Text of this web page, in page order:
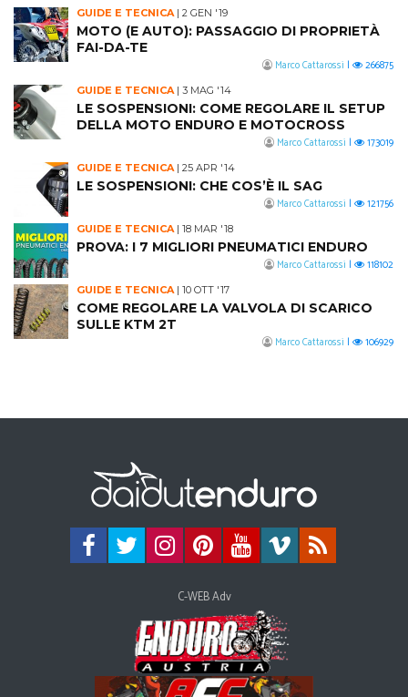
GUIDE E TECNICA| 2 GEN '19
MOTO (E AUTO): PASSAGGIO DI PROPRIETÀ
FAI-DA-TE
Marco Cattarossi | 266875
GUIDE E TECNICA| 3 MAG '14
LE SOSPENSIONI: COME REGOLARE IL SETUP
DELLA MOTO ENDURO E MOTOCROSS
Marco Cattarossi | 173019
GUIDE E TECNICA| 25 APR '14
LE SOSPENSIONI: CHE COS’È IL SAG
Marco Cattarossi | 121756
GUIDE E TECNICA| 18 MAR '18
PROVA: I 7 MIGLIORI PNEUMATICI ENDURO
Marco Cattarossi | 118102
GUIDE E TECNICA| 10 OTT '17
COME REGOLARE LA VALVOLA DI SCARICO
SULLE KTM 2T
Marco Cattarossi | 106929
C-WEB Adv